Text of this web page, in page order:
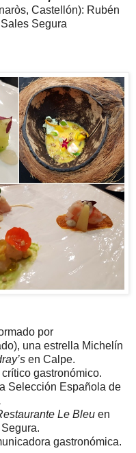
Castellón): Rubén
Segura
por
una estrella Michelín
en Calpe.
gastronómico.
Selección Española de
Le Bleu en
gastronómica.